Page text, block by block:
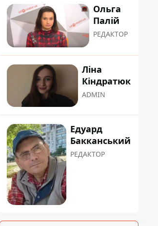
Ольга
Палій
РЕДАКТОР
Ліна
Кіндратюк
ADMIN
Едуард
Бакканський
РЕДАКТОР